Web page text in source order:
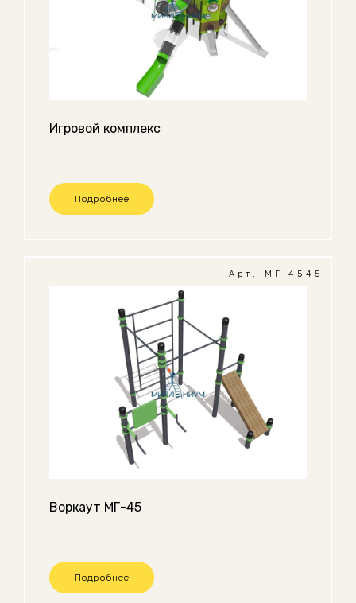
Игровой комплекс
Подробнее
Арт. МГ 4545
Воркаут МГ-45
Подробнее